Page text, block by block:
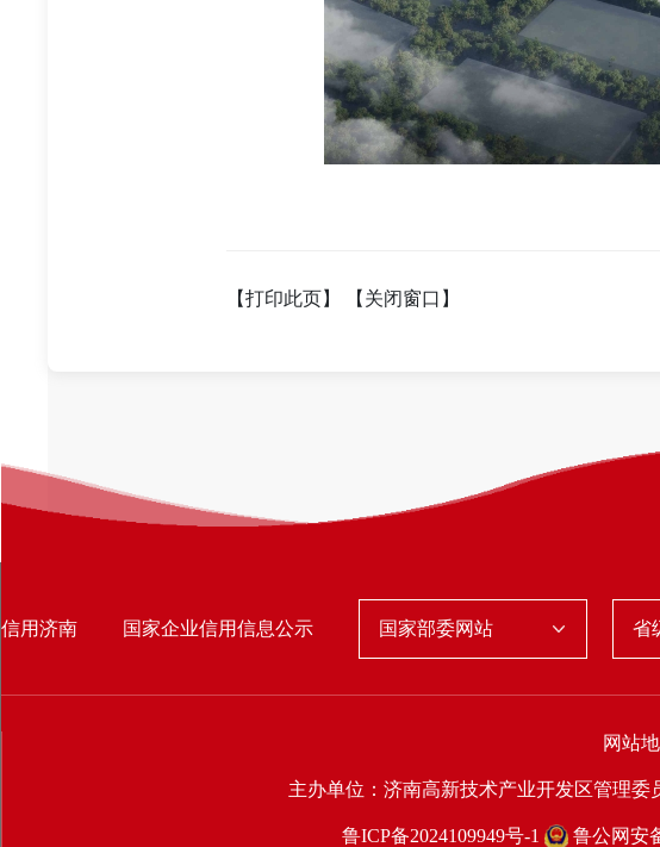
【打印此页】 【关闭窗口】
信用济南 国家企业信用信息公示 国家部委网站 省
网站
主办单位：济南高新技术产业开发区管理委
鲁ICP备2024109949号-1 鲁公网安